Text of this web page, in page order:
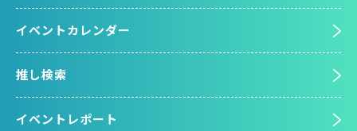
イベントカレンダー
推し検索
イベントレポート